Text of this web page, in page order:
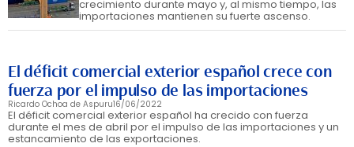
crecimiento durante mayo y, al mismo tiempo, las
importaciones mantienen su fuerte ascenso.
El déficit comercial exterior español crece con
fuerza por el impulso de las importaciones
Ricardo Ochoa de Aspuru16/06/2022
El déficit comercial exterior español ha crecido con fuerza
durante el mes de abril por el impulso de las importaciones y un
estancamiento de las exportaciones.